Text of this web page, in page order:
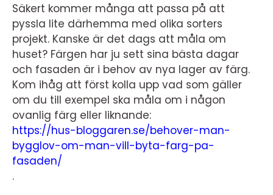
Säkert kommer många att passa på att
pyssla lite därhemma med olika sorters
projekt. Kanske är det dags att måla om
huset? Färgen har ju sett sina bästa dagar
och fasaden är i behov av nya lager av färg.
Kom ihåg att först kolla upp vad som gäller
om du till exempel ska måla om i någon
ovanlig färg eller liknande:
https://hus-bloggaren.se/behover-man-
bygglov-om-man-vill-byta-farg-pa-
fasaden/
.